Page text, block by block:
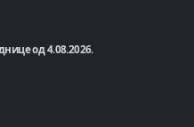
од 4.08.2026.